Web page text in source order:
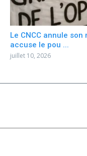
Le CNCC annule
accuse le pou ...
juillet 10, 2026